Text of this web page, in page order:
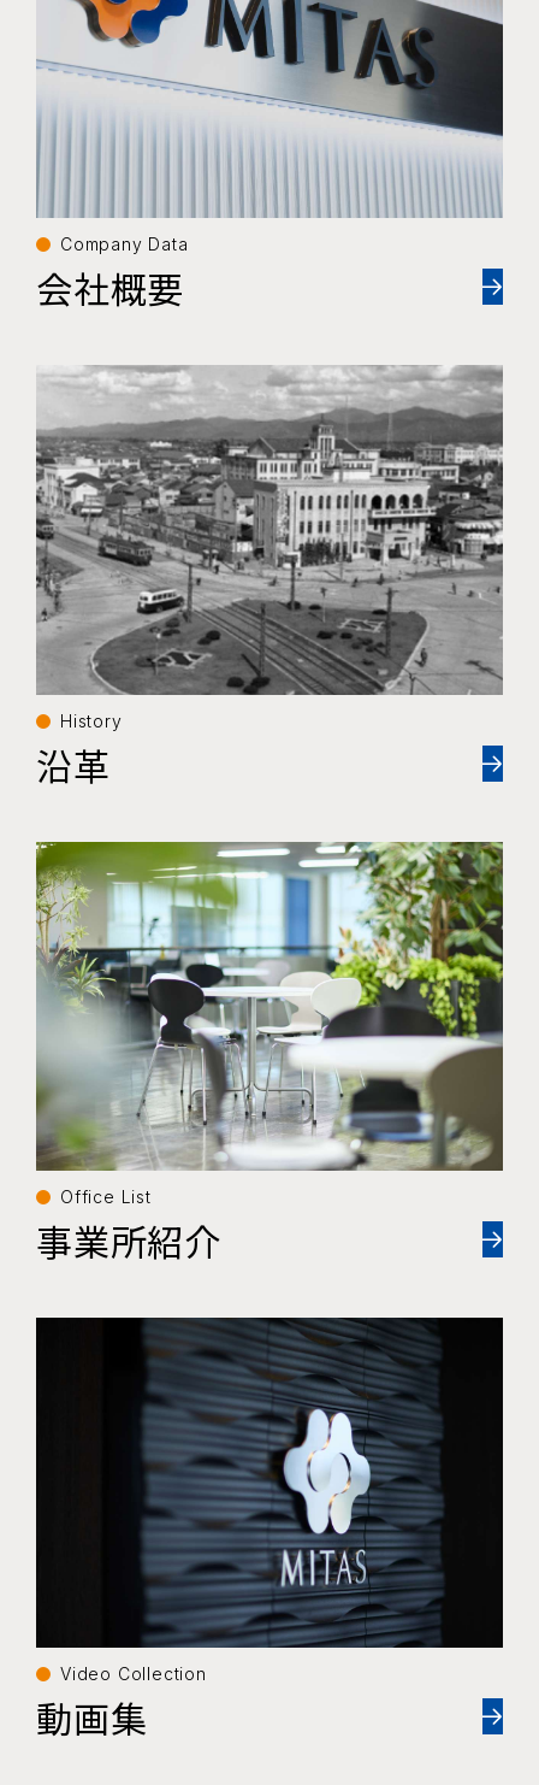
Company Data
会社概要
History
沿革
Office List
事業所紹介
Video Collection
動画集